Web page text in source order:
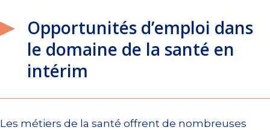
Opportunités d’emploi dans
le domaine de la santé en
intérim
Les métiers de la santé offrent de nombreuses